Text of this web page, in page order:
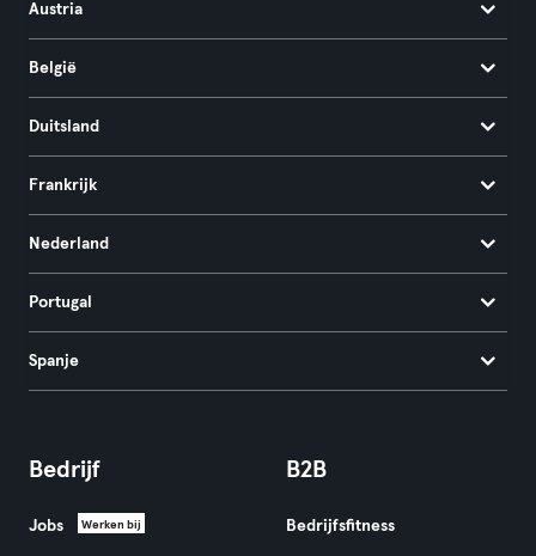
Austria
België
Duitsland
Frankrijk
Nederland
Portugal
Spanje
Bedrijf
Jobs Werken bij
B2B
Bedrijfsfitness